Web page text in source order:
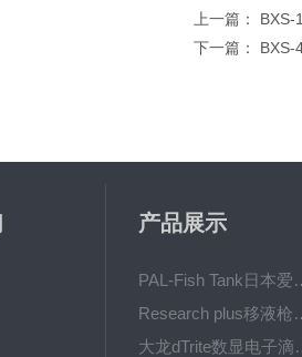
上一篇： BXS-
下一篇： BXS-
产品展示
PAL-Fish Tank
Research plus
大龙dTrite